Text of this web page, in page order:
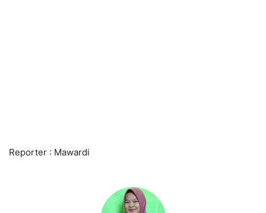
Reporter : Mawardi